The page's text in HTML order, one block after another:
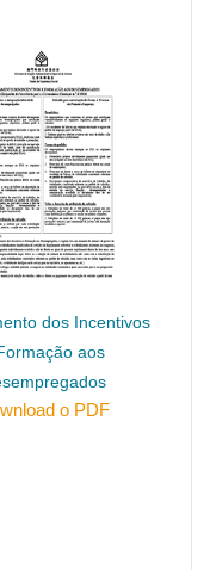
dos Incentivos
aos
o PDF